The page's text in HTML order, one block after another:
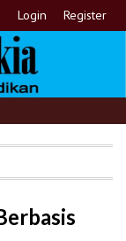
Login Register